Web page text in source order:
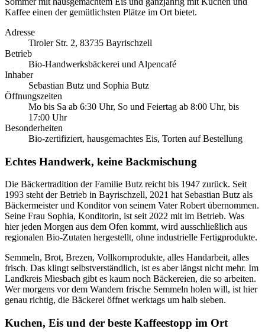
Kaffee einen der gemütlichsten Plätze im Ort bietet.
Adresse
Tiroler Str. 2, 83735 Bayrischzell
Betrieb
Bio-Handwerksbäckerei und Alpencafé
Inhaber
Sebastian Butz und Sophia Butz
Öffnungszeiten
Mo bis Sa ab 6:30 Uhr, So und Feiertag ab 8:00 Uhr, bis
17:00 Uhr
Besonderheiten
Bio-zertifiziert, hausgemachtes Eis, Torten auf Bestellung
Echtes Handwerk, keine Backmischung
Die Bäckertradition der Familie Butz reicht bis 1947 zurück. Seit
1993 steht der Betrieb in Bayrischzell, 2021 hat Sebastian Butz als
Bäckermeister und Konditor von seinem Vater Robert übernommen.
Seine Frau Sophia, Konditorin, ist seit 2022 mit im Betrieb. Was
hier jeden Morgen aus dem Ofen kommt, wird ausschließlich aus
regionalen Bio-Zutaten hergestellt, ohne industrielle Fertigprodukte.
Semmeln, Brot, Brezen, Vollkornprodukte, alles Handarbeit, alles
frisch. Das klingt selbstverständlich, ist es aber längst nicht mehr. Im
Landkreis Miesbach gibt es kaum noch Bäckereien, die so arbeiten.
Wer morgens vor dem Wandern frische Semmeln holen will, ist hier
genau richtig, die Bäckerei öffnet werktags um halb sieben.
Kuchen, Eis und der beste Kaffeestopp im Ort